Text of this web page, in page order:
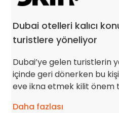
Dubai otelleri kalıcı
turistlere yöneliyor
Dubai’ye gelen turistlerin
içinde geri dönerken bu
eve ikna etmek kilit önem
Daha fazlası